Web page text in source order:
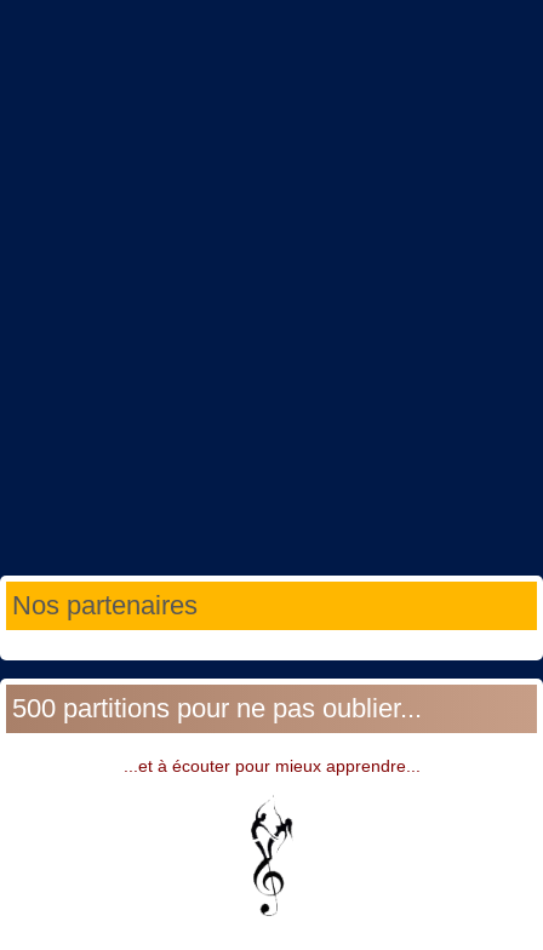
Nos partenaires
500 partitions pour ne pas oublier...
...et à écouter pour mieux apprendre...
Année
précédente
Mois
précédent
Année
suivante
Mois
suivant